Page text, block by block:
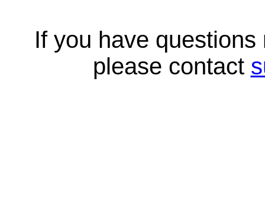
If you have
please contact